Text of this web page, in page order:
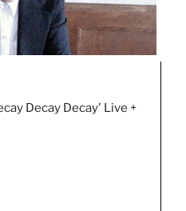
Decay Decay' Live +